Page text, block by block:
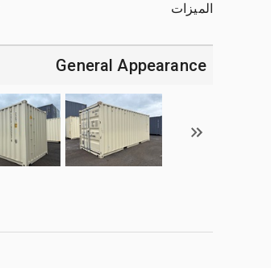
الميزات
General Appearance